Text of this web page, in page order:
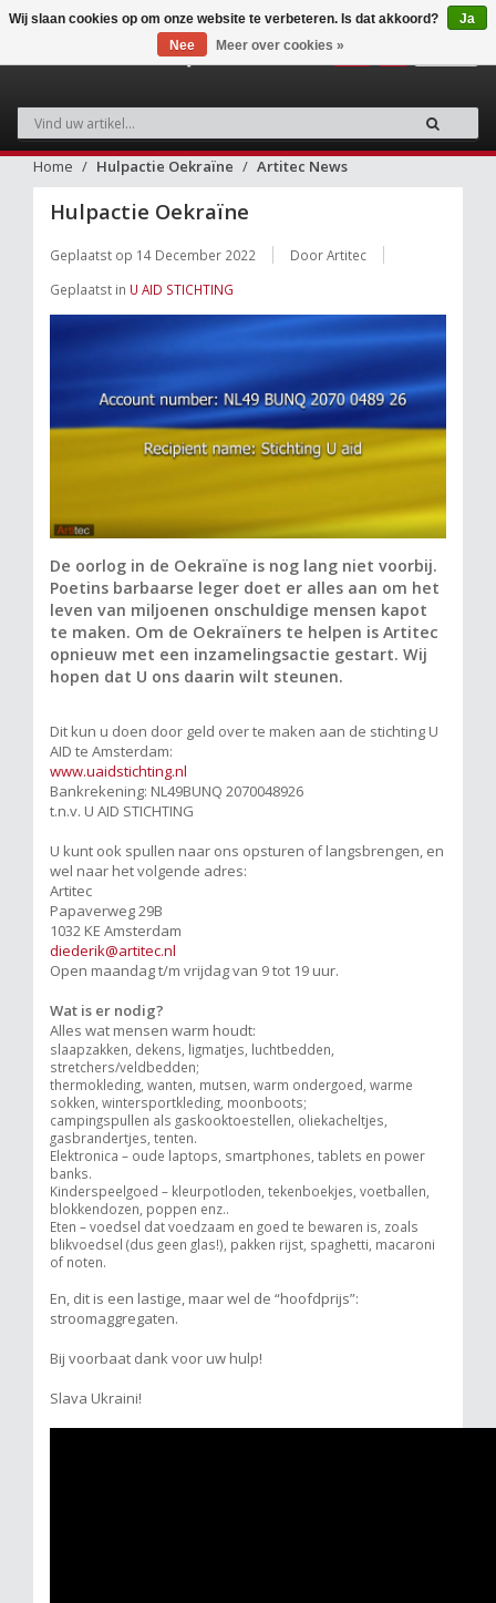
Home Hulpactie Oekraïne Artitec News
Hulpactie Oekraïne
Geplaatst op 14 December 2022
Door Artitec
Geplaatst in U AID STICHTING
De oorlog in de Oekraïne is nog lang niet voorbij.
Poetins barbaarse leger doet er alles aan om het
leven van miljoenen onschuldige mensen kapot
te maken. Om de Oekraïners te helpen is Artitec
opnieuw met een inzamelingsactie gestart. Wij
hopen dat U ons daarin wilt steunen.
Dit kun u doen door geld over te maken aan de stichting U
AID te Amsterdam:
www.uaidstichting.nl
Bankrekening: NL49BUNQ 2070048926
t.n.v. U AID STICHTING
U kunt ook spullen naar ons opsturen of langsbrengen, en
wel naar het volgende adres:
Artitec
Papaverweg 29B
1032 KE Amsterdam
diederik@artitec.nl
Open maandag t/m vrijdag van 9 tot 19 uur.
Wat is er nodig?
Alles wat mensen warm houdt:
slaapzakken, dekens, ligmatjes, luchtbedden,
stretchers/veldbedden;
thermokleding, wanten, mutsen, warm ondergoed, warme
sokken, wintersportkleding, moonboots;
campingspullen als gaskooktoestellen, oliekacheltjes,
gasbrandertjes, tenten.
Elektronica – oude laptops, smartphones, tablets en power
banks.
Kinderspeelgoed – kleurpotloden, tekenboekjes, voetballen,
blokkendozen, poppen enz..
Eten – voedsel dat voedzaam en goed te bewaren is, zoals
blikvoedsel (dus geen glas!), pakken rijst, spaghetti, macaroni
of noten.
En, dit is een lastige, maar wel de “hoofdprijs”:
stroomaggregaten.
Bij voorbaat dank voor uw hulp!
Slava Ukraini!
Wij slaan cookies op om onze website te verbeteren. Is dat akkoord?
Ja
Nee
Meer over cookies »